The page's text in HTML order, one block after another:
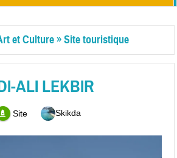
et Culture»Site touristique
ALI LEKBIR
Site
Skikda